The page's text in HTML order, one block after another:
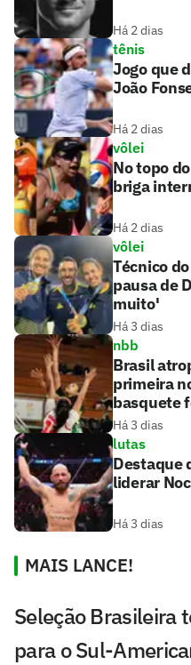
Há 2 dias
tênis
Jogo que
João
Há 2 dias
vôlei
No topo
briga
Há 2 dias
vôlei
Técnico
pausa de
muito'
Há 3 dias
nbb
Brasil
primeira
basquete
Há 3 dias
lutas
Destaque
liderar
Há 3 dias
MAIS LANCE!
Seleção Brasileira
para o Sul-